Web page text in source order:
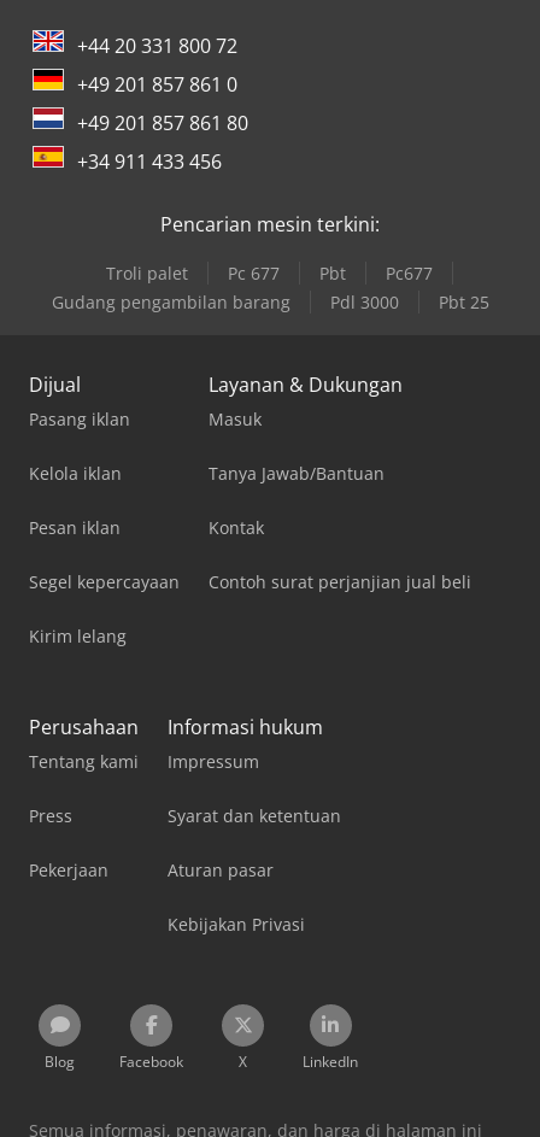
+44 20 331 800 72
+49 201 857 861 0
+49 201 857 861 80
+34 911 433 456
Pencarian mesin terkini:
Troli palet Pc 677 Pbt
Pc677
Gudang pengambilan barang
Pdl 3000 Pbt 25
Dijual
Pasang iklan
Kelola iklan
Pesan iklan
Segel kepercayaan
Kirim lelang
Layanan & Dukungan
Masuk
Tanya Jawab/Bantuan
Kontak
Contoh surat perjanjian jual beli
Perusahaan
Tentang kami
Press
Pekerjaan
Informasi hukum
Impressum
Syarat dan ketentuan
Aturan pasar
Kebijakan Privasi
Blog Facebook X LinkedIn
Semua informasi, penawaran, dan harga di halaman ini